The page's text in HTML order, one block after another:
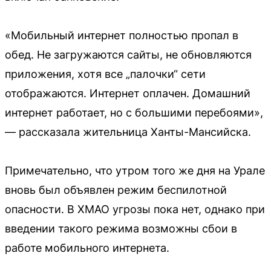
«Мобильный интернет полностью пропал в
обед. Не загружаются сайты, не обновляются
приложения, хотя все „палочки“ сети
отображаются. Интернет оплачен. Домашний
интернет работает, но с большими перебоями»,
— рассказала жительница Ханты-Мансийска.
Примечательно, что утром того же дня на Урале
вновь был объявлен режим беспилотной
опасности. В ХМАО угрозы пока нет, однако при
введении такого режима возможны сбои в
работе мобильного интернета.